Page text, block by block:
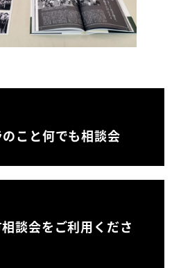
こと何でも相談会
談会をご利用くださ